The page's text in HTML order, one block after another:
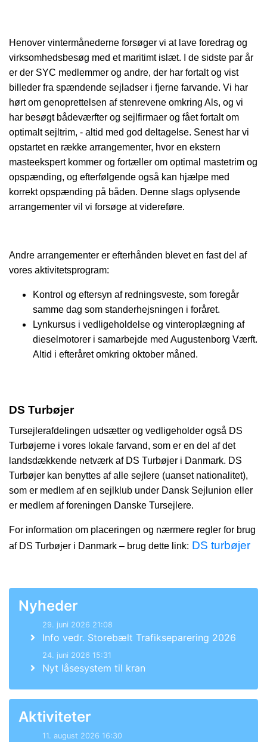
Henover vintermånederne forsøger vi at lave foredrag og
virksomhedsbesøg med et maritimt islæt. I de sidste par år
er der SYC medlemmer og andre, der har fortalt og vist
billeder fra spændende sejladser i fjerne farvande. Vi har
hørt om genoprettelsen af stenrevene omkring Als, og vi
har besøgt bådeværfter og sejlfirmaer og fået fortalt om
optimalt sejltrim, - altid med god deltagelse. Senest har vi
opstartet en række arrangementer, hvor en ekstern
masteekspert kommer og fortæller om optimal mastetrim og
opspænding, og efterfølgende også kan hjælpe med
korrekt opspænding på båden. Denne slags oplysende
arrangementer vil vi forsøge at videreføre.
Andre arrangementer er efterhånden blevet en fast del af
vores aktivitetsprogram:
Kontrol og eftersyn af redningsveste, som foregår
samme dag som standerhejsningen i foråret.
Lynkursus i vedligeholdelse og vinteroplægning af
dieselmotorer i samarbejde med Augustenborg Værft.
Altid i efteråret omkring oktober måned.
DS Turbøjer
Tursejlerafdelingen udsætter og vedligeholder også DS
Turbøjerne i vores lokale farvand, som er en del af det
landsdækkende netværk af DS Turbøjer i Danmark. DS
Turbøjer kan benyttes af alle sejlere (uanset nationalitet),
som er medlem af en sejlklub under Dansk Sejlunion eller
er medlem af foreningen Danske Tursejlere.
For information om placeringen og nærmere regler for brug
af DS Turbøjer i Danmark – brug dette link: DS turbøjer
Nyheder
29. juni 2026 21:08
Info vedr. Storebælt Trafikseparering 2026
24. juni 2026 15:31
Nyt låsesystem til kran
Aktiviteter
11. august 2026 16:30